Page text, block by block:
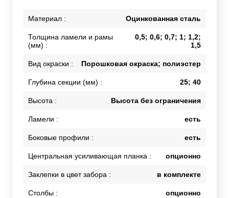
Материал : Оцинкованная сталь
Толщина ламели и рамы
(мм) :
0,5; 0,6; 0,7; 1; 1,2;
1,5
Вид окраски : Порошковая окраска; полиэстер
Глубина секции (мм) : 25; 40
Высота : Высота без ограничения
Ламели : есть
Боковые профили : есть
Центральная усиливающая планка : опционно
Заклепки в цвет забора : в комплекте
Столбы : опционно